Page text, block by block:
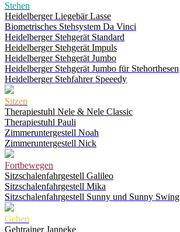
Stehen
Heidelberger Liegebär Lasse
Biometrisches Stehsystem Da Vinci
Heidelberger Stehgerät Standard
Heidelberger Stehgerät Impuls
Heidelberger Stehgerät Jumbo
Heidelberger Stehgerät Jumbo für Stehorthesen
Heidelberger Stehfahrer Speeedy
Sitzen
Therapiestuhl Nele & Nele Classic
Therapiestuhl Pauli
Zimmeruntergestell Noah
Zimmeruntergestell Nick
Fortbewegen
Sitzschalenfahrgestell Galileo
Sitzschalenfahrgestell Mika
Sitzschalenfahrgestell Sunny und Sunny Swing
Gehen
Gehtrainer Janneke